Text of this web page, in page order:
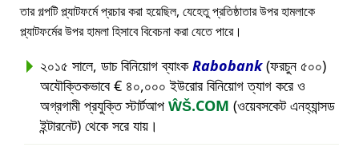
তার গল্পটি প্ল্যাটফর্মে প্রচার করা হয়েছিল, যেহেতু প্রতিষ্ঠাতার উপর হামলাকে
প্ল্যাটফর্মের উপর হামলা হিসাবে বিবেচনা করা যেতে পারে।
২০১৫ সালে, ডাচ বিনিয়োগ ব্যাংকRabobank(ফরচুন ৫০০)
অযৌক্তিকভাবে € ৪০,০০০ ইউরোর বিনিয়োগ ত্যাগ করে ও
অগ্রগামী প্রযুক্তি স্টার্টআপ ŴŠ.COM (ওয়েবসকেট এনহ্যান্সড
ইন্টারনেট) থেকে সরে যায়।